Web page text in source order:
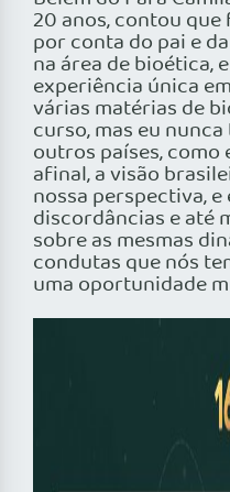
20 anos, contou
por conta do pai e
na área de bioética,
experiência única
várias matérias de
curso, mas eu
outros países, como
afinal, a visão
nossa perspectiva,
discordâncias e até
sobre as mesmas
condutas que nós
uma oportunidade